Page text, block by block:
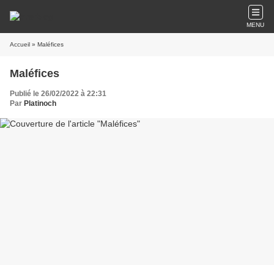
MENU
Accueil » Maléfices
Maléfices
Publié le 26/02/2022 à 22:31
Par Platinoch